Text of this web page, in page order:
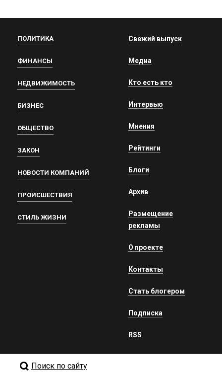
ПОЛИТИКА
ФИНАНСЫ
НЕДВИЖИМОСТЬ
БИЗНЕС
ОБЩЕСТВО
ЗАКОН
НОВОСТИ КОМПАНИЙ
ПРОИСШЕСТВИЯ
СТИЛЬ ЖИЗНИ
Свежий выпуск
Медиа
Кто есть кто
Интервью
Мнения
Рейтинги
Блоги
Архив
Размещение
рекламы
О проекте
Контакты
Стать блогером
Подписка
RSS
Поиск по сайту